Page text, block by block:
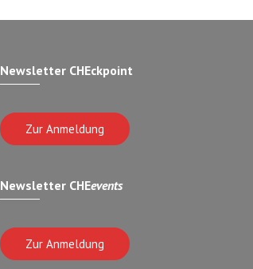
Newsletter CHEckpoint
Zur Anmeldung
Newsletter CHEevents
Zur Anmeldung